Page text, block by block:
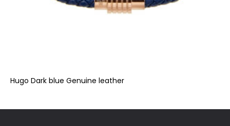
Hugo Dark blue Genuine leather